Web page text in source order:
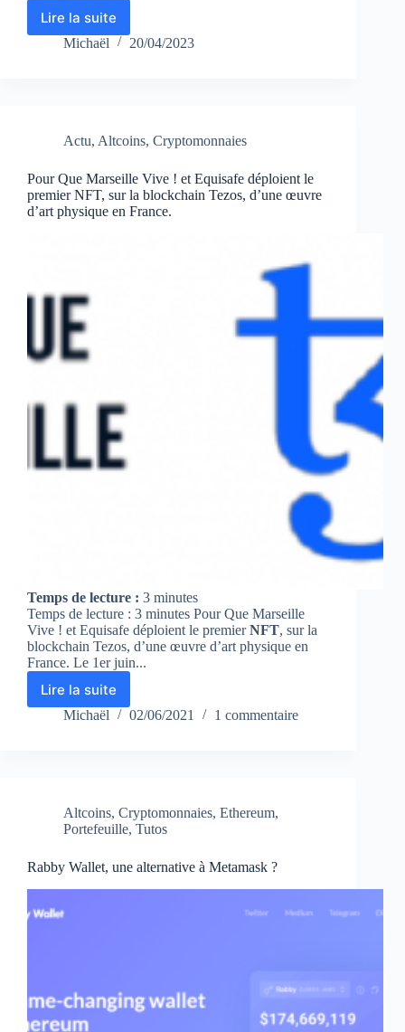
Lire la suite
Binance
génère
100
NFTs
en
moins
à
son
IA
Bicasso
Michaël 20/04/2023
Actu, Altcoins, Cryptomonnaies
Pour Que Marseille Vive ! et Equisafe déploient le
premier NFT, sur la blockchain Tezos, d’une œuvre
d’art physique en France.
Temps de lecture : 3 minutes
Temps de lecture : 3 minutes Pour Que Marseille
Vive ! et Equisafe déploient le premierNFT, sur la
blockchain Tezos, d’une œuvre d’art physique en
France. Le 1er juin...
Lire la suite
Pour
Que
déploient
le
NFT,
sur
physique
en
Michaël 02/06/2021 1 commentaire
Altcoins, Cryptomonnaies, Ethereum,
Portefeuille, Tutos
Rabby Wallet, une alternative à Metamask ?